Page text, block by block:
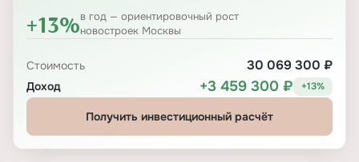
+13%в год — ориентировочный рост
новостроек Москвы
Стоимость 30 069 300 ₽
Доход +3 459 300 ₽ +13%
Получить инвестиционный расчёт